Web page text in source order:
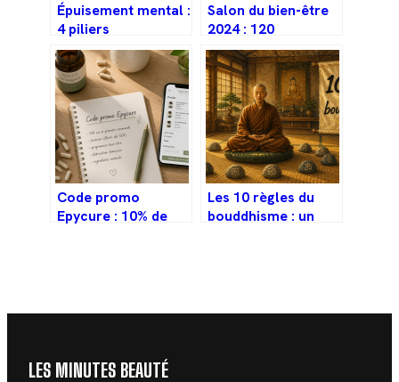
Épuisement mental :
4 piliers
physiologiques et
une méthode pour
libérer votre charge
cognitive
Salon du bien-être
2024 : 120
exposants et 40
ateliers pour
réinventer votre
santé
Code promo
Epycure : 10% de
Les 10 règles du
bouddhisme : un
LES MINUTES BEAUTÉ